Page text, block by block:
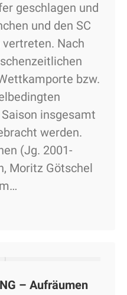
geschlagen und
und den SC
Nach
bzw.
insgesamt
werden.
(Jg. 2001-
Moritz Götschel
– Aufräumen